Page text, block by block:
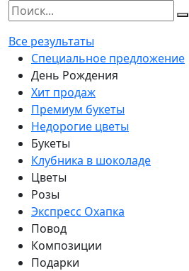
Все результаты
Специальное предложение
День Рождения
Хит продаж
Премиум букеты
Недорогие цветы
Букеты
Клубника в шоколаде
Цветы
Розы
Экспресс Охапка
Повод
Композиции
Подарки